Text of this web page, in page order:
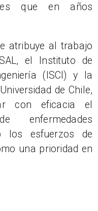
que en años
atribuye al trabajo
el Instituto de
(ISCI) y la
de Chile,
con eficacia el
enfermedades
los esfuerzos de
una prioridad en